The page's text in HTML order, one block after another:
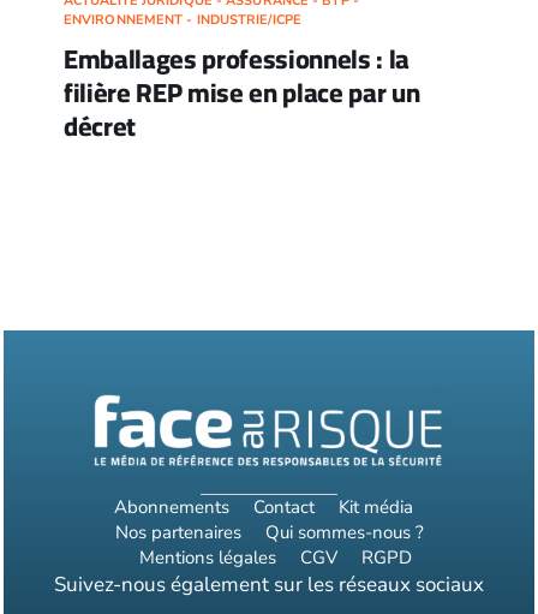
ENVIRONNEMENT - INDUSTRIE/ICPE
Emballages professionnels : la
filière REP mise en place par un
décret
Abonnements Contact
Kit média
Nos partenaires
Qui sommes-nous ?
Mentions légales
CGV RGPD
Suivez-nous également sur les réseaux sociaux